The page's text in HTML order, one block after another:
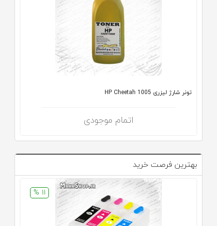
تونر شارژ لیزری HP Cheetah 1005
اتمام موجودی
بهترین فرصت خرید
11 %